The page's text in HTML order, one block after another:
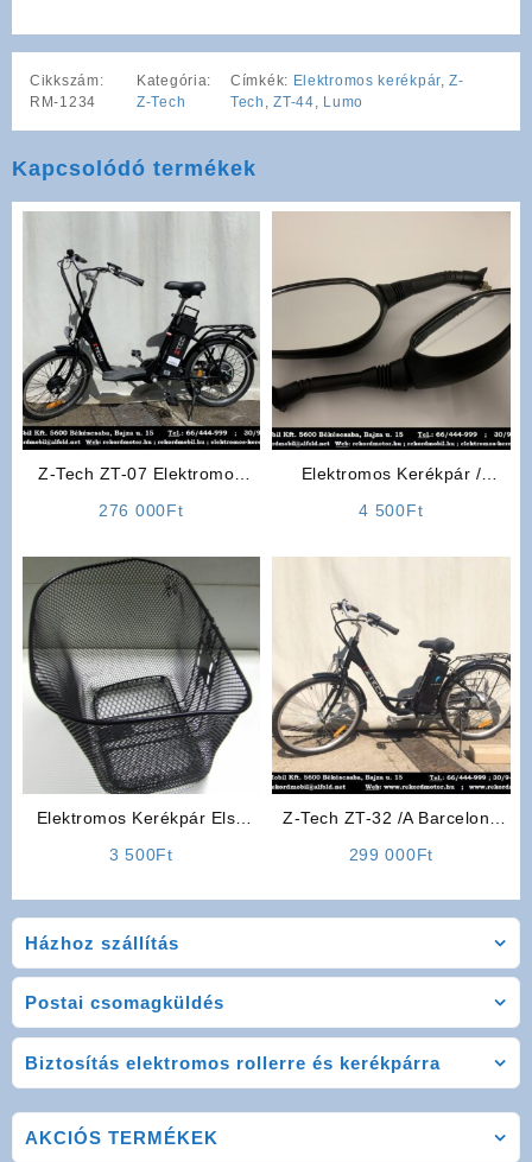
Házhoz szállítás
Postai csomagküldés
Biztosítás elektromos rollerre és kerékpárra
Cikkszám:
RM-1234
Kategória:
Z-Tech
Címkék: Elektromos kerékpár,Z-
Tech
,ZT-44 Lumo
Kapcsolódó termékek
Z-Tech ZT-07 Elektromos
276 000Ft
Elektromos Kerékpár /
4 500Ft
Elektromos Kerékpár Első
3 500Ft
Z-Tech ZT-32 /A Barcelona
299 000Ft
AKCIÓS TERMÉKEK